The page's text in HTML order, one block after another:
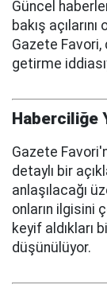
Güncel
bakış
Gazete Favori,
getirme
Haberciliğe
Gazete
detaylı bir
anlaşılacağı
onların ilgisini
keyif aldıkları
düşünülüyor.